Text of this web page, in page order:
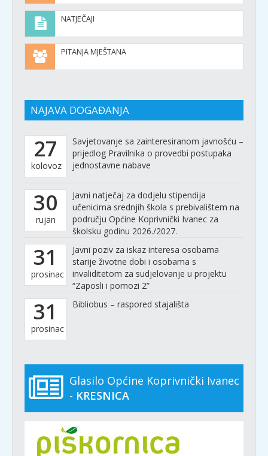
NATJEČAJI
PITANJA MJEŠTANA
NAJAVA DOGAĐANJA
27
kolovoz
Savjetovanje sa zainteresiranom javnošću –
prijedlog Pravilnika o provedbi postupaka
jednostavne nabave
30
rujan
Javni natječaj za dodjelu stipendija
učenicima srednjih škola s prebivalištem na
području Općine Koprivnički Ivanec za
školsku godinu 2026./2027.
31
prosinac
Javni poziv za iskaz interesa osobama
starije životne dobi i osobama s
invaliditetom za sudjelovanje u projektu
“Zaposli i pomozi 2”
31
prosinac
Bibliobus – raspored stajališta
Glasilo Općine Koprivnički Ivanec
- KRESNICA